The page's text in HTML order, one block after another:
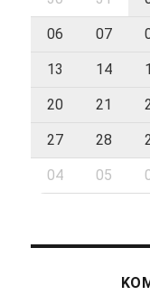
06 07
13 14
20 21
27 28
04 05